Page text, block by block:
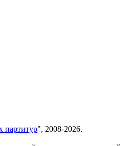
партитур", 2008-2026.